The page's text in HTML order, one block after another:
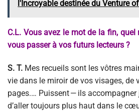
l'Incroyable destinée du Venture
C.L. Vous avez le mot de la fin, quel
vous passer à vos futurs lecteurs ?
S. T. Mes recueils sont les vôtres
vie dans le miroir de vos visages, de
pages.… Puissent — ils accompagner
d’aller toujours plus haut dans le